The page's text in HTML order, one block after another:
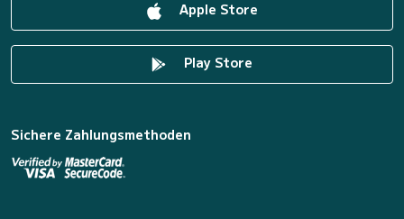
Apple Store
Play Store
Sichere Zahlungsmethoden